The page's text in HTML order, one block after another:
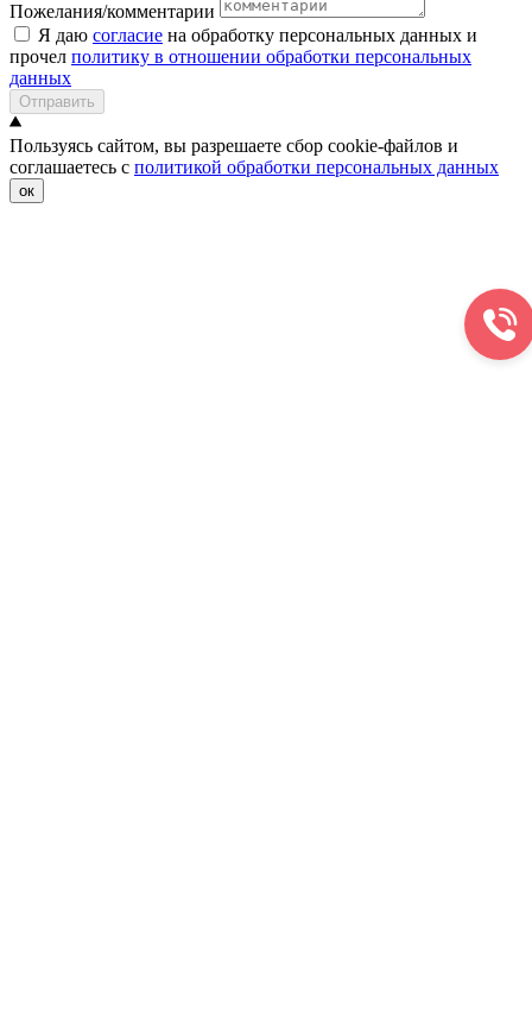
Пожелания/комментарии
Я даю согласие на обработку персональных данных и
прочел политику в отношении обработки персональных
данных
Отправить
Пользуясь сайтом, вы разрешаете сбор cookie-файлов и
соглашаетесь с политикой обработки персональных данных
ок